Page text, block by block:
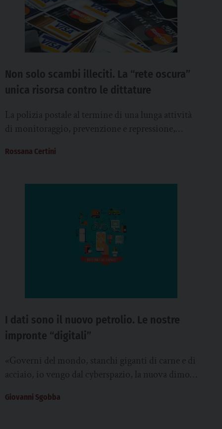
Non solo scambi illeciti. La “rete oscura”
unica risorsa contro le dittature
La polizia postale al termine di una lunga attività
di monitoraggio, prevenzione e repressione,
Rossana Certini
I dati sono il nuovo petrolio. Le nostre
impronte “digitali”
«Governi del mondo, stanchi giganti di carne e di
acciaio, io vengo dal cyberspazio, la nuova dimora
Giovanni Sgobba